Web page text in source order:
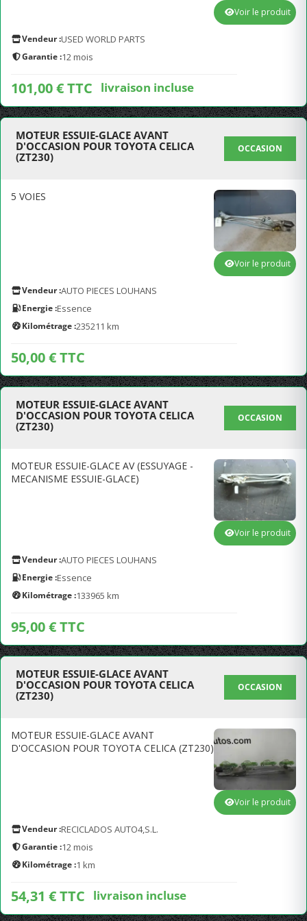
Vendeur :USED WORLD PARTS
Garantie :12 mois
101,00 € TTC livraison incluse
Voir le produit
MOTEUR ESSUIE-GLACE AVANT
D'OCCASION POUR TOYOTA CELICA
(ZT230)
OCCASION
5 VOIES
Vendeur :AUTO PIECES LOUHANS
Energie :Essence
Kilométrage :235211 km
50,00 € TTC
Voir le produit
MOTEUR ESSUIE-GLACE AVANT
D'OCCASION POUR TOYOTA CELICA
(ZT230)
OCCASION
MOTEUR ESSUIE-GLACE AV (ESSUYAGE -
MECANISME ESSUIE-GLACE)
Vendeur :AUTO PIECES LOUHANS
Energie :Essence
Kilométrage :133965 km
95,00 € TTC
Voir le produit
MOTEUR ESSUIE-GLACE AVANT
D'OCCASION POUR TOYOTA CELICA
(ZT230)
OCCASION
MOTEUR ESSUIE-GLACE AVANT
D'OCCASION POUR TOYOTA CELICA (ZT230)
Vendeur :RECICLADOS AUTO4,S.L.
Garantie :12 mois
Kilométrage :1 km
54,31 € TTC livraison incluse
Voir le produit